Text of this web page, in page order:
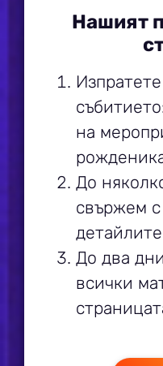
Нашият
на
До
свържем
детайлите
До два
всички